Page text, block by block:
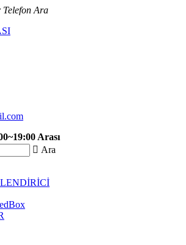
Telefon Ara
Arası
 Ara